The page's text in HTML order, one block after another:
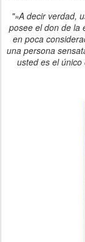
"»A decir verdad,
posee el don de la
en poca
una persona
usted es el